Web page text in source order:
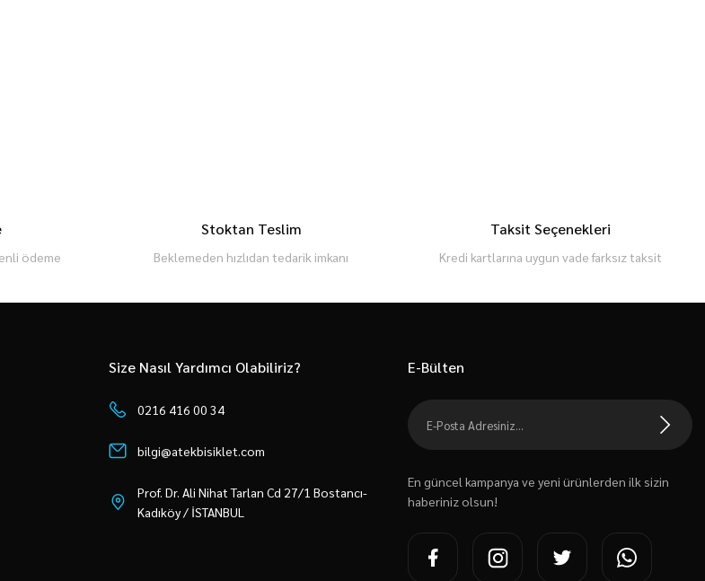
ödeme
Stoktan Teslim
Beklemeden hızlıdan tedarik imkanı
Taksit Seçenekleri
Kredi kartlarına uygun vade farksız taksit
Size Nasıl Yardımcı Olabiliriz?
0216 416 00 34
bilgi@atekbisiklet.com
Prof. Dr. Ali Nihat Tarlan Cd 27/1 Bostancı-
Kadıköy / İSTANBUL
E-Bülten
En güncel kampanya ve yeni ürünlerden ilk sizin
haberiniz olsun!